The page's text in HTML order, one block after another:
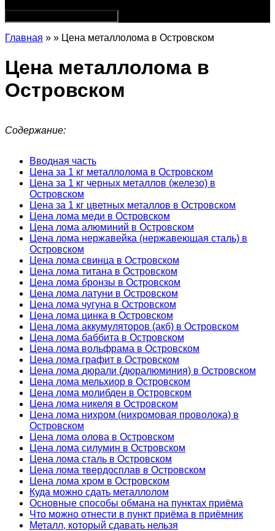
Главная » » Цена металлолома в Островском
Цена металлолома в
Островском
Содержание:
Вводная часть
Цена за 1 кг металлолома в Островском
Цена за 1 кг черных металлов (железо) в
Островском
Цена за 1 кг цветных металлов в Островском
Цена лома меди в Островском
Цена лома алюминий в Островском
Цена лома нержавейка (нержавеющая сталь) в
Островском
Цена лома свинца в Островском
Цена лома титана в Островском
Цена лома бронзы в Островском
Цена лома латуни в Островском
Цена лома чугуна в Островском
Цена лома цинка в Островском
Цена лома аккумуляторов (акб) в Островском
Цена лома баббита в Островском
Цена лома вольфрама в Островском
Цена лома графит в Островском
Цена лома дюрали (дюралюминия) в Островском
Цена лома мельхиор в Островском
Цена лома молибден в Островском
Цена лома никеля в Островском
Цена лома нихром (нихромовая проволока) в
Островском
Цена лома олова в Островском
Цена лома силумин в Островском
Цена лома сталь в Островском
Цена лома твердосплав в Островском
Цена лома хром в Островском
Куда можно сдать металлолом
Основные способы обмана на пунктах приёма
Что можно отнести в пункт приёма в приёмник
Металл, который сдавать нельзя